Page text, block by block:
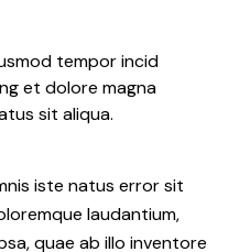
tempor incid
et dolore magna
sit aliqua.
iste natus error sit
laudantium,
quae ab illo inventore